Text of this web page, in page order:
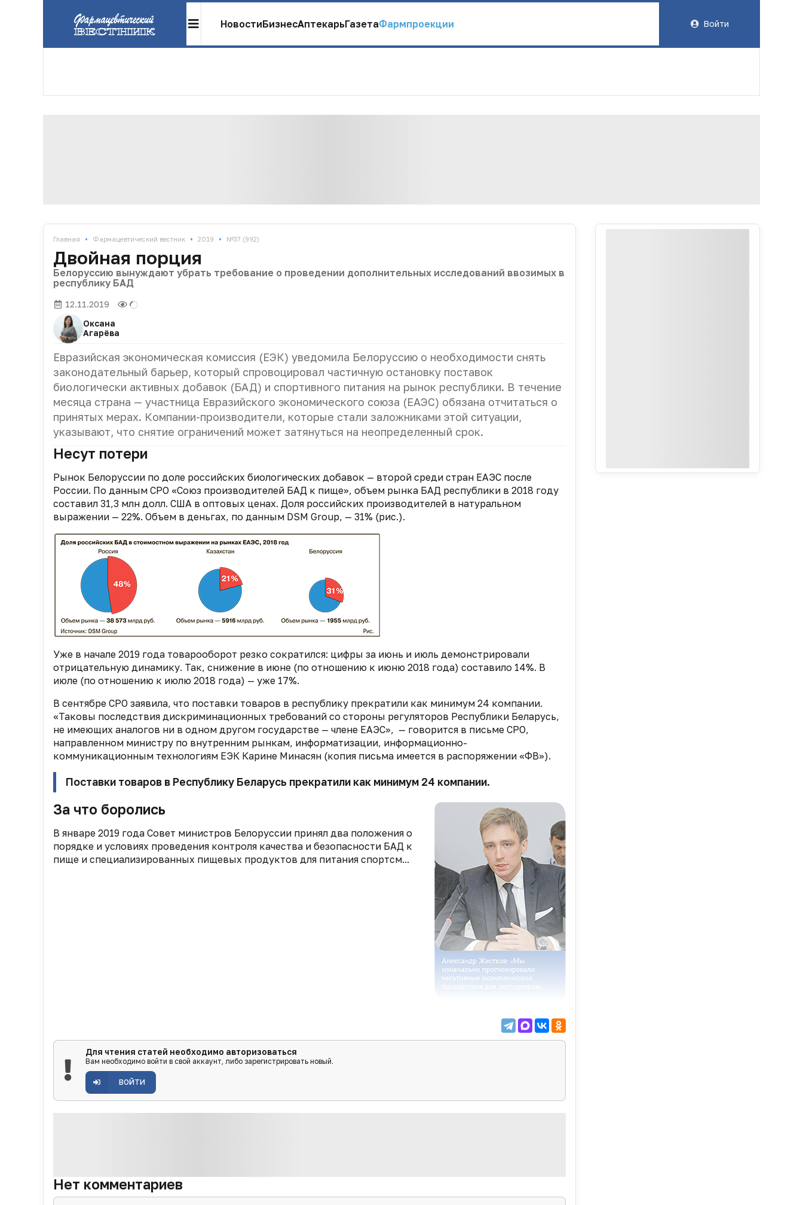
НовостиБизнесАптекарьГазетаФармпроекции Войти
Главная • Фармацевтический вестник • 2019 • №37 (992)
Двойная порция
Белоруссию вынуждают убрать требование о проведении дополнительных исследований ввозимых в
республику БАД
12.11.2019
Оксана
Агарёва
Евразийская экономическая комиссия (ЕЭК) уведомила Белоруссию о необходимости снять
законодательный барьер, который спровоцировал частичную остановку поставок
биологически активных добавок (БАД) и спортивного питания на рынок республики. В течение
месяца страна — участница Евразийского экономического союза (ЕАЭС) обязана отчитаться о
принятых мерах. Компании-производители, которые стали заложниками этой ситуации,
указывают, что снятие ограничений может затянуться на неопределенный срок.
Несут потери
Рынок Белоруссии по доле российских биологических добавок — второй среди стран ЕАЭС после
России. По данным СРО «Союз производителей БАД к пище», объем рынка БАД республики в 2018 году
составил 31,3 млн долл. США в оптовых ценах. Доля российских производителей в натуральном
выражении — 22%. Объем в деньгах, по данным DSM Group, — 31% (рис.).
Уже в начале 2019 года товарооборот резко сократился: цифры за июнь и июль демонстрировали
отрицательную динамику. Так, снижение в июне (по отношению к июню 2018 года) составило 14%. В
июле (по отношению к июлю 2018 года) — уже 17%.
В сентябре СРО заявила, что поставки товаров в республику прекратили как минимум 24 компании.
«Таковы последствия дискриминационных требований со стороны регуляторов Республики Беларусь,
не имеющих аналогов ни в одном другом государстве — члене ЕАЭС», — говорится в письме СРО,
направленном министру по внутренним рынкам, информатизации, информационно-
коммуникационным технологиям ЕЭК Карине Минасян (копия письма имеется в распоряжении «ФВ»).
Поставки товаров в Республику Беларусь прекратили как минимум 24 компании.
За что боролись
В январе 2019 года Совет министров Белоруссии принял два положения о
порядке и условиях проведения контроля качества и безопасности БАД к
пище и специализированных пищевых продуктов для питания спортсм...
Для чтения статей необходимо авторизоваться
Вам необходимо войти в свой аккаунт, либо зарегистрировать новый.
ВОЙТИ
Нет комментариев